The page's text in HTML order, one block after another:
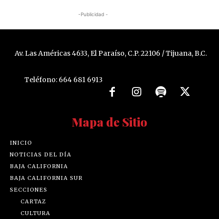
-Publicidad -
Av. Las Américas 4633, El Paraíso, C.P. 22106 / Tijuana, B.C.
Teléfono: 664 681 6913
Mapa de Sitio
INICIO
NOTICIAS DEL DÍA
BAJA CALIFORNIA
BAJA CALIFORNIA SUR
SECCIONES
CARTAZ
CULTURA